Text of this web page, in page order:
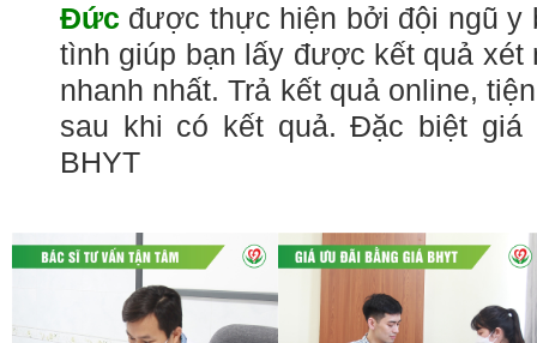
Đức được thực hiện bởi đội ngũ y
tình giúp bạn lấy được kết quả xét
nhanh nhất. Trả kết quả online,
sau khi có kết quả. Đặc biệt
BHYT